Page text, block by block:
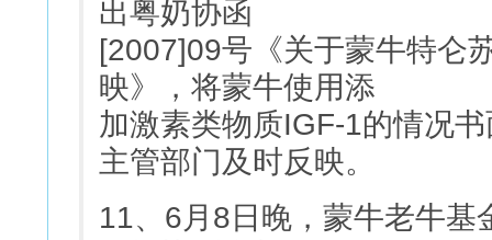
出粤奶协函
[2007]09号《关于蒙牛特仑
映》，将蒙牛使用添
加激素类物质IGF-1的情况
主管部门及时反映。
11、6月8日晚，蒙牛老牛基